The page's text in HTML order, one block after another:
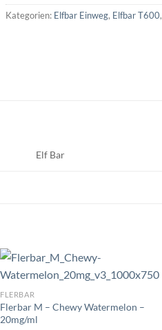
Kategorien: Elfbar Einweg, Elfbar T600,
Elf Bar
FLERBAR
Flerbar M – Chewy Watermelon –
20mg/ml